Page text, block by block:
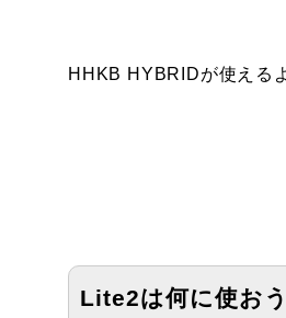
HHKB HYBRIDが使える
Lite2は何に使お